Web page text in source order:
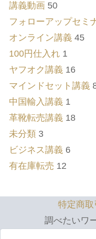
講義動画 50
フォローアップセミ
オンライン講義 45
100円仕入れ 1
ヤフオク講義 16
マインドセット講義
中国輸入講義 1
革靴転売講義 18
未分類 3
ビジネス講義 6
有在庫転売 12
特定商
調べたいワ